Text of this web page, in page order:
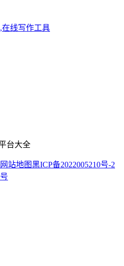
在线写作工具
台大全
网站地图黑ICP备2022005210号-2